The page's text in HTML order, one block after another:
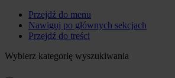
Przejdź do menu
Nawiguj po głównych sekcjach
Przejdź do treści
Wybierz kategorię wyszukiwania